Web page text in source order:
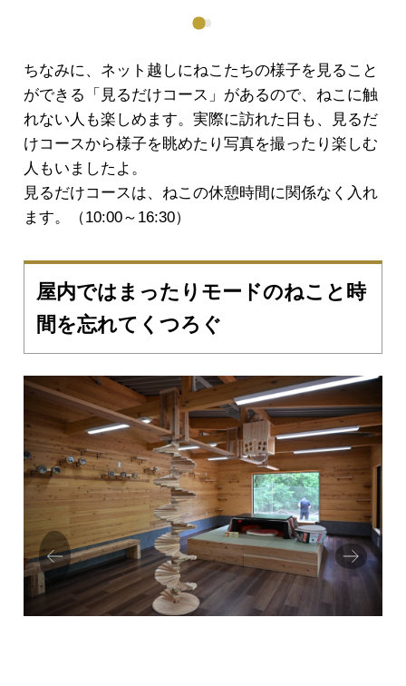
ちなみに、ネット越しにねこたちの様子を見ること
ができる「見るだけコース」があるので、ねこに触
れない人も楽しめます。実際に訪れた日も、見るだ
けコースから様子を眺めたり写真を撮ったり楽しむ
人もいましたよ。
見るだけコースは、ねこの休憩時間に関係なく入れ
ます。（10:00～16:30）
屋内ではまったりモードのねこと時
間を忘れてくつろぐ
Prev
ious
Next